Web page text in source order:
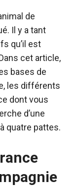
de
Il y a tant
qu’il est
cet article,
bases de
les différents
dont vous
d’une
quatre pattes.